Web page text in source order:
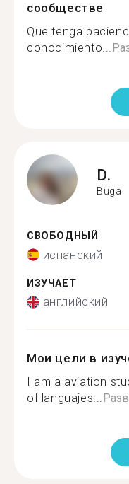
сообществе
Que tenga
conocimiento...
D.
Buga
СВОБОДНЫЙ
испанский
ИЗУЧАЕТ
английский
Мои цели в
I am a aviation
of languajes...